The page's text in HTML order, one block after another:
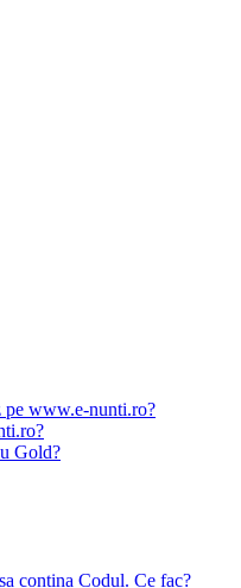
pe www.e-nunti.ro?
Gold?
contina Codul. Ce fac?